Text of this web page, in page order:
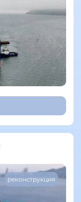
реконструкция